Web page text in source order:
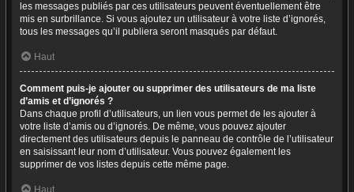
les messages publiés par ces utilisateurs peuvent éventuellement être
mis en surbrillance. Si vous ajoutez un utilisateur à votre liste d’ignorés,
tous les messages qu’il publiera seront masqués par défaut.
Haut
Comment puis-je ajouter ou supprimer des utilisateurs de ma liste
d’amis et d’ignorés ?
Dans chaque profil d’utilisateurs, un lien vous permet de les ajouter à
votre liste d’amis ou d’ignorés. De même, vous pouvez ajouter
directement des utilisateurs depuis le panneau de contrôle de l’utilisateur
en saisissant leur nom d’utilisateur. Vous pouvez également les
supprimer de vos listes depuis cette même page.
Haut